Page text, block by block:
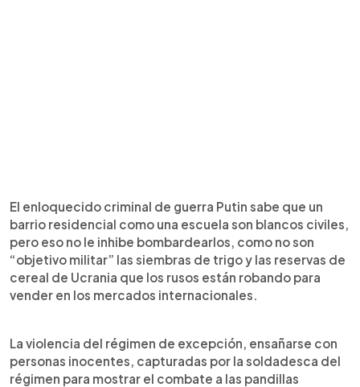
El enloquecido criminal de guerra Putin sabe que un
barrio residencial como una escuela son blancos civiles,
pero eso no le inhibe bombardearlos, como no son
“objetivo militar” las siembras de trigo y las reservas de
cereal de Ucrania que los rusos están robando para
vender en los mercados internacionales.
La violencia del régimen de excepción, ensañarse con
personas inocentes, capturadas por la soldadesca del
régimen para mostrar el combate a las pandillas